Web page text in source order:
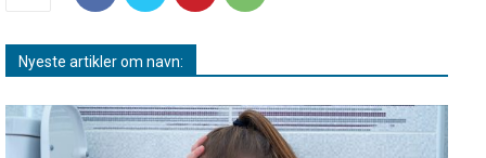
Nyeste artikler om navn: